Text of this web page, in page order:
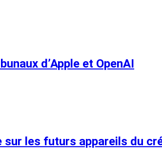
d’Apple et OpenAI
les futurs appareils du